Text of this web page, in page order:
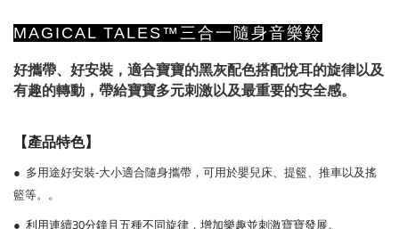
MAGICAL TALES™ 三合一隨身音樂鈴
好攜帶、好安裝，適合寶寶的黑灰配色搭配悅耳的旋律以及
有趣的轉動，帶給寶寶多元刺激以及最重要的安全感。
【產品特色】
● 多用途好安裝-大小適合隨身攜帶，可用於嬰兒床、提籃、推車以及搖
籃等。 。
● 利用連續30分鐘且五種不同旋律，增加樂趣並刺激寶寶發展。